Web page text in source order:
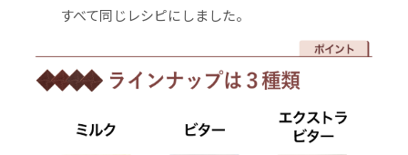
すべて同じレシピにしました。